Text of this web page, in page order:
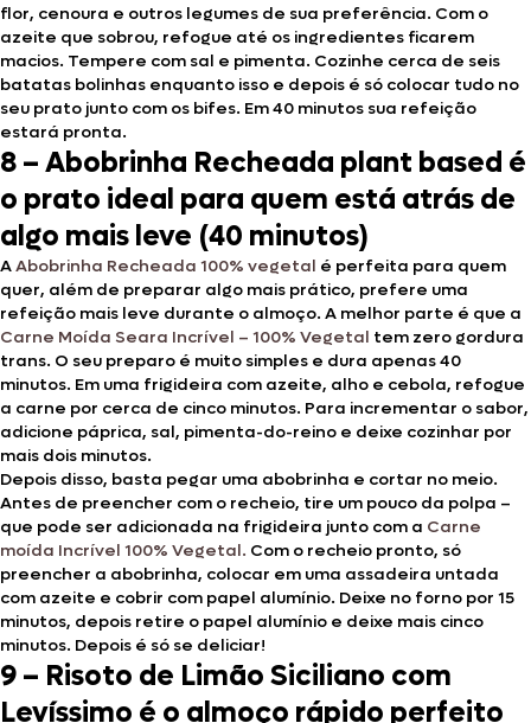
flor, cenoura e outros legumes de sua preferência. Com o
azeite que sobrou, refogue até os ingredientes ficarem
macios. Tempere com sal e pimenta. Cozinhe cerca de seis
batatas bolinhas enquanto isso e depois é só colocar tudo no
seu prato junto com os bifes. Em 40 minutos sua refeição
estará pronta.
8 – Abobrinha Recheada plant based é
o prato ideal para quem está atrás de
algo mais leve (40 minutos)
AAbobrinha Recheada 100% vegetal é perfeita para quem
quer, além de preparar algo mais prático, prefere uma
refeição mais leve durante o almoço. A melhor parte é que a
Carne Moída Seara Incrível – 100% Vegetal tem zero gordura
trans. O seu preparo é muito simples e dura apenas 40
minutos. Em uma frigideira com azeite, alho e cebola, refogue
a carne por cerca de cinco minutos. Para incrementar o sabor,
adicione páprica, sal, pimenta-do-reino e deixe cozinhar por
mais dois minutos.
Depois disso, basta pegar uma abobrinha e cortar no meio.
Antes de preencher com o recheio, tire um pouco da polpa –
que pode ser adicionada na frigideira junto com a Carne
moída Incrível 100% Vegetal. Com o recheio pronto, só
preencher a abobrinha, colocar em uma assadeira untada
com azeite e cobrir com papel alumínio. Deixe no forno por 15
minutos, depois retire o papel alumínio e deixe mais cinco
minutos. Depois é só se deliciar!
9 – Risoto de Limão Siciliano com
Levíssimo é o almoço rápido perfeito